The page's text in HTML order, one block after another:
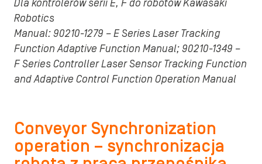
Dla kontrolerów serii E, F do robotów Kawasaki
Robotics
Manual: 90210-1279 – E Series Laser Tracking
Function Adaptive Function Manual; 90210-1349 –
F Series Controller Laser Sensor Tracking Function
and Adaptive Control Function Operation Manual
Conveyor Synchronization
operation – synchronizacja